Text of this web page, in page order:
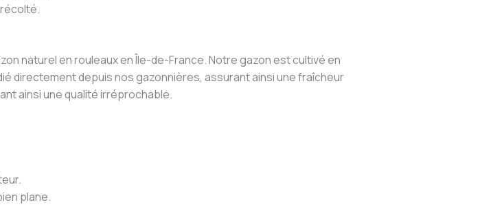
naturel en rouleaux en Île-de-France. Notre gazon est cultivé en
directement depuis nos gazonnières, assurant ainsi une fraîcheur
ainsi une qualité irréprochable.
plane.